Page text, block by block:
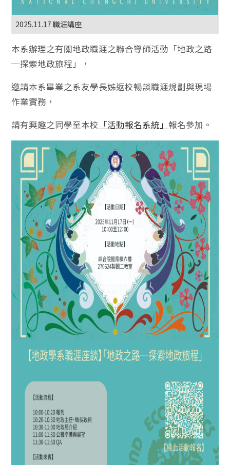
2025.11.17 職涯講座
本系辦理之有關地政職涯之聯合導師活動「地政之路
─探索地政旅程」，
邀請本系畢業之系友學長姊返校暢談職涯規劃與現場
作業實務，
請有興趣之同學至本校 「活動報名系統」報名參加。